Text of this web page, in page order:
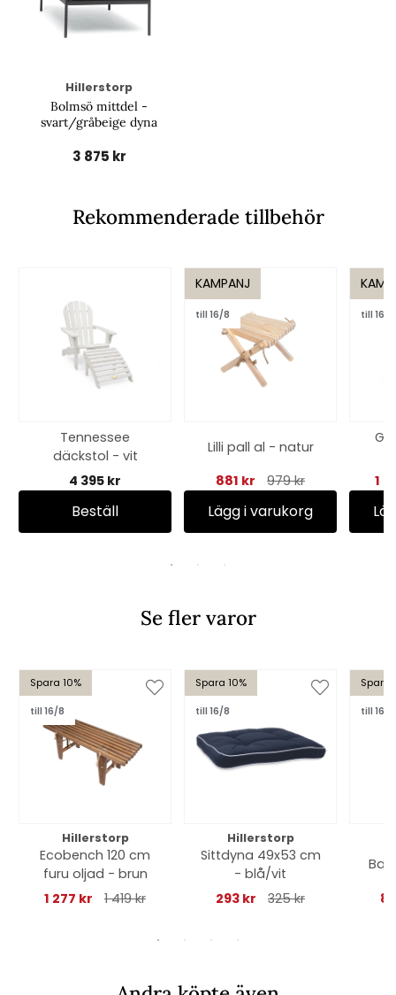
Hillerstorp
Bolmsö mittdel -
svart/gråbeige dyna
3 875 kr
Rekommenderade tillbehör
Tennessee
däckstol - vit
4 395 kr
Beställ
KAMPANJ
till 16/8
Lilli pall al - natur
881 kr
979 kr
Lägg i varukorg
till 16/8
1
Se fler varor
Spara 10%
till 16/8
Hillerstorp
Ecobench 120 cm
furu oljad - brun
1 277 kr
1 419 kr
Spara 10%
till 16/8
Hillerstorp
Sittdyna 49x53 cm
- blå/vit
293 kr
325 kr
Spara
till 16/8